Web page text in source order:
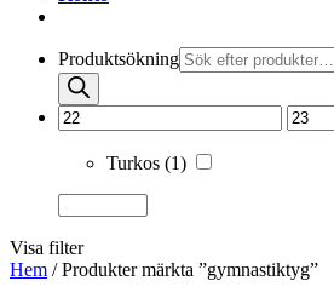
Produktsökning
Turkos (1)
Visa filter
Hem / Produkter märkta ”gymnastiktyg”